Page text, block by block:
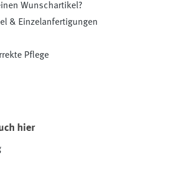
Wunschartikel?
& Einzelanfertigungen
Pflege
hier